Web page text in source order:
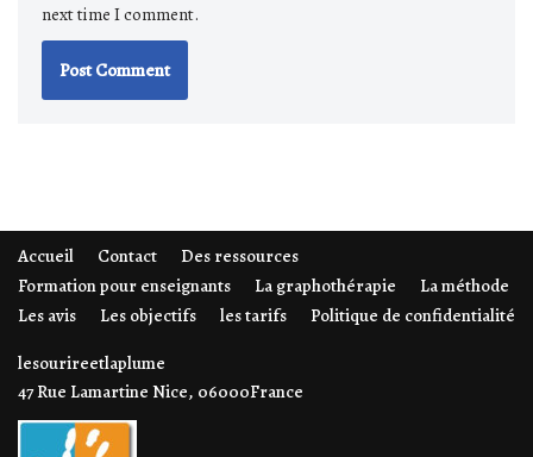
next time I comment.
Accueil Contact
Des ressources
Formation pour enseignants
La graphothérapie
La méthode
Les avis
Les objectifs les tarifs Politique de confidentialité
lesourireetlaplume
47 Rue Lamartine Nice, 06000France